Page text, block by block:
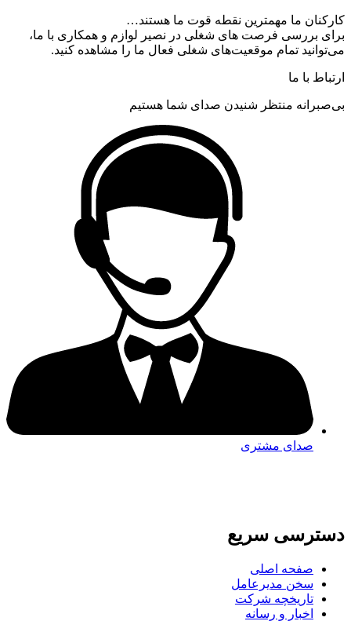
کارکنان ما مهمترین نقطه قوت ما هستند…
برای بررسی فرصت های شغلی در نصیر لوازم و همکاری با ما،
می‌توانید تمام موقعیت‌های شغلی فعال ما را مشاهده کنید.
ارتباط با ما
بی‌صبرانه منتظر شنیدن صدای شما هستیم
صدای مشتری
دسترسی سریع
صفحه اصلی
سخن مدیرعامل
تاریخچه شرکت
اخبار و رسانه